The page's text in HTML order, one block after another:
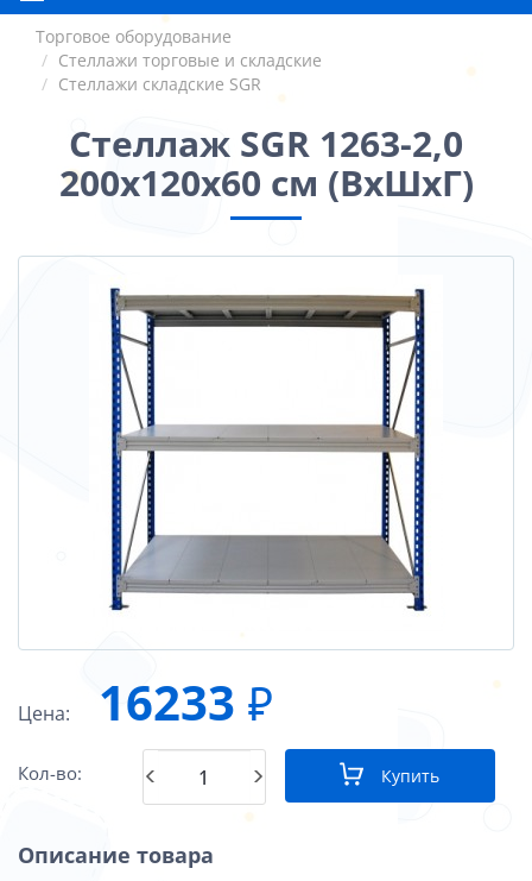
Торговое оборудование
Стеллажи торговые и складские
Стеллажи складские SGR
Стеллаж SGR 1263-2,0
200x120x60 см (ВхШхГ)
Цена: 16233 ₽
Кол-во: Купить
Описание товара